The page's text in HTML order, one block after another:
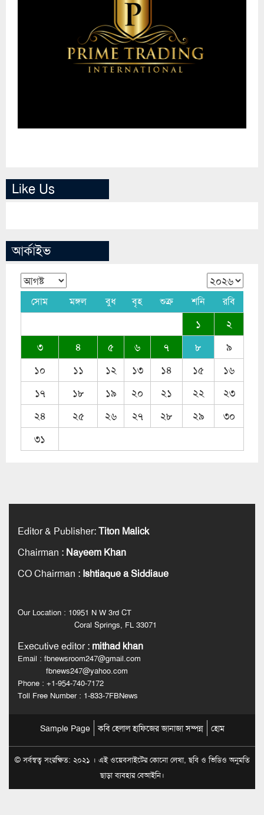
Like Us
আর্কাইভ
সোম মঙ্গল বুধ বৃহ শুক্র শনি রবি
১
২
৩
৪ ৫ ৬ ৭ ৮
৯
১০
১১ ১২ ১৩ ১৪ ১৫
১৬
১৭
১৮ ১৯ ২০ ২১ ২২
২৩
২৪
২৫ ২৬ ২৭ ২৮ ২৯
৩০
৩১
Editor & Publisher:Titon Malick
Chairman : Nayeem Khan
CO Chairman : Ishtiaque a Siddiaue
Our Location : 10951 N W 3rd CT
Coral Springs, FL 33071
Executive editor: mithad khan
Email : fbnewsroom247@gmail.com
fbnews247@yahoo.com
Phone : +1-954-740-7172
Toll Free Number : 1-833-7FBNews
Sample Page কবি হেলাল হাফিজের জানাজা সম্পন্ন হোম
© সর্বস্বত্ব সংরক্ষিত: ২০২১ । এই ওয়েবসাইটের কোনো লেখা, ছবি ও ভিডিও অনুমতি
ছাড়া ব্যবহার বেআইনি।